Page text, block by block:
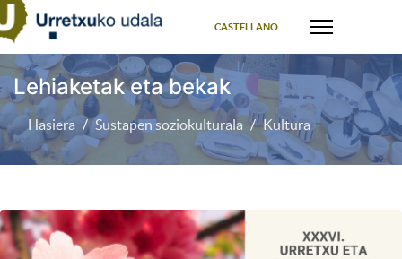
CASTELLANO
Lehiaketak eta bekak
Hasiera Sustapen soziokulturala Kultura